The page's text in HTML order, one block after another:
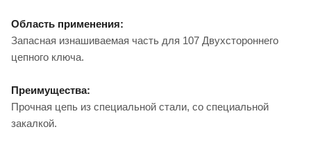
Область применения:
Запасная изнашиваемая часть для 107 Двухстороннего
цепного ключа.
Преимущества:
Прочная цепь из специальной стали, со специальной
закалкой.